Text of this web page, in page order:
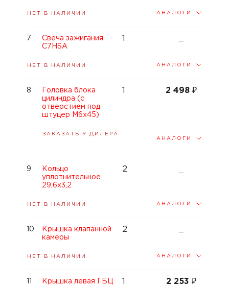
НЕТ В НАЛИЧИИ АНАЛОГИ
Свеча зажигания
C7HSA
—
НЕТ В НАЛИЧИИ АНАЛОГИ
7
Головка блока
цилиндра (с
отверстием под
штуцер М6х45)
2 498₽
ЗАКАЗАТЬ У ДИЛЕРА
АНАЛОГИ
8
Кольцо
уплотнительное
29,6x3,2
2 —
НЕТ В НАЛИЧИИ АНАЛОГИ
9
Крышка клапанной
камеры
2 —
НЕТ В НАЛИЧИИ АНАЛОГИ
10
Крышка левая ГБЦ 2 253₽